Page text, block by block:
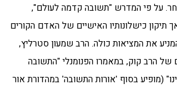
על פי המדרש "תשובה קדמה לעולם",
תיקון כישלונותיו האישיים של האדם הקורים
את המציאות כולה. הרב שמעון סטרליץ,
של הרב קוק, במאמרו הפנומנלי "התשובה
(מופיע בסוף 'אורות התשובה' במהדורת אור